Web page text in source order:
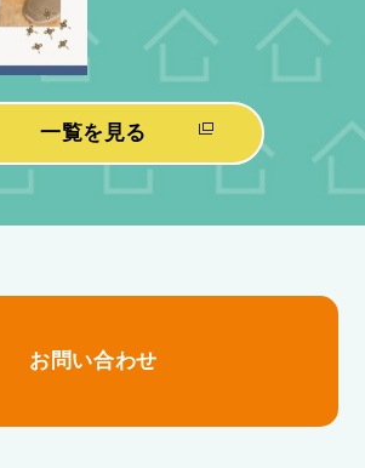
一覧を見る
お問い合わせ